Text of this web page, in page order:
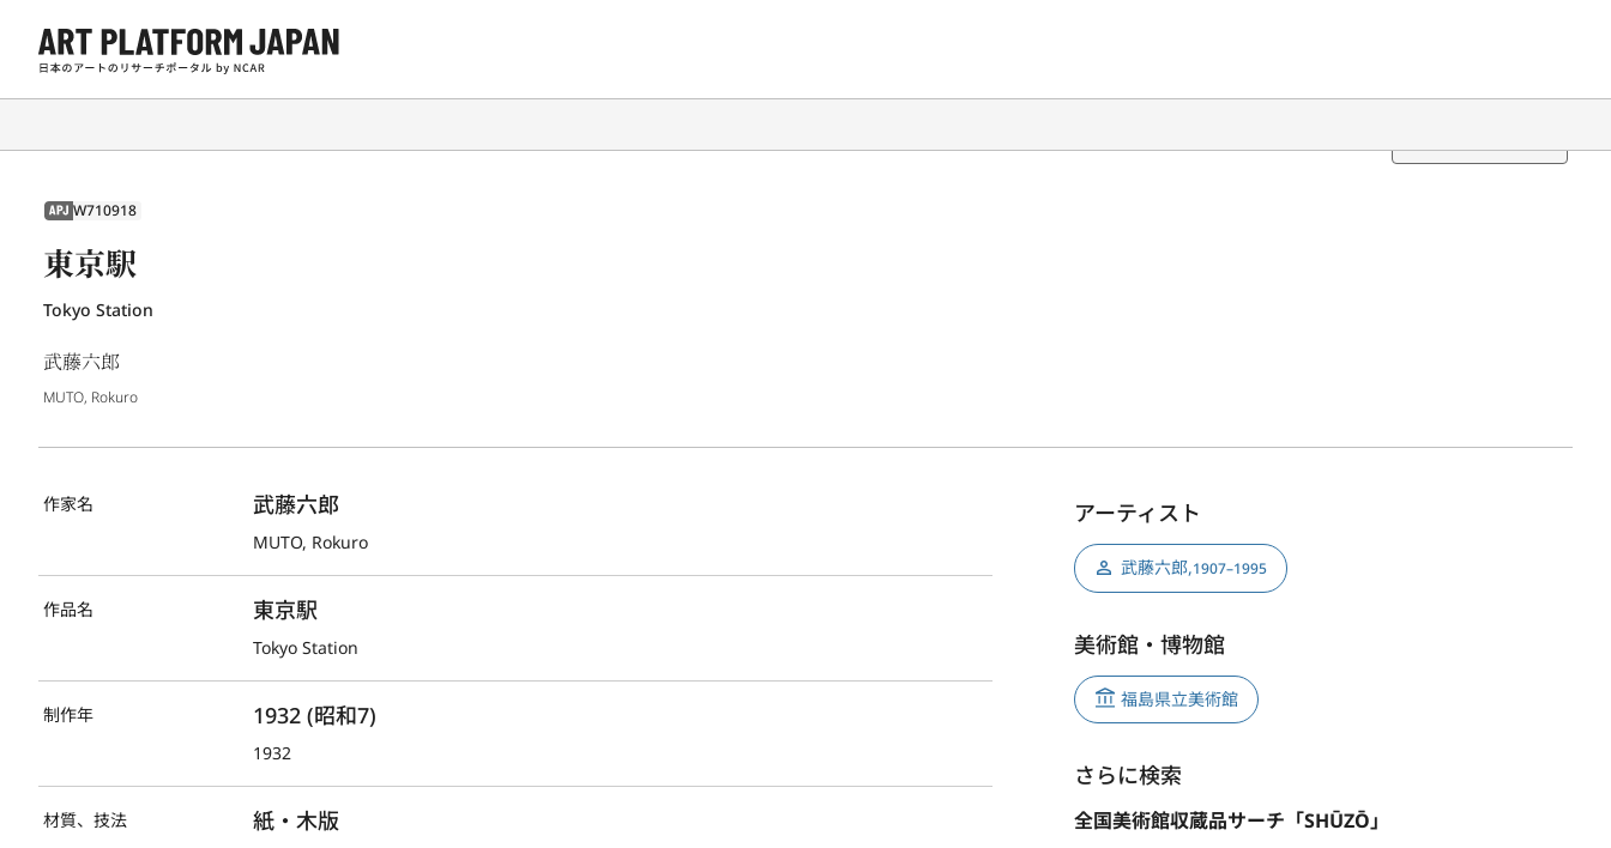
APJ W710918
東京駅
Tokyo Station
武藤六郎
MUTO, Rokuro
作家名 武藤六郎
MUTO, Rokuro
作品名 東京駅
Tokyo Station
制作年 1932 (昭和7)
1932
材質、技法 紙・木版
アーティスト
武藤六郎,1907–1995
美術館・博物館
福島県立美術館
さらに検索
全国美術館収蔵品サーチ「SHŪZŌ」